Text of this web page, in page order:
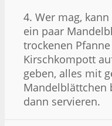
4. Wer mag,
ein paar
trockenen
Kirschkompott
geben, alles mit
Mandelblättchen
dann servieren.